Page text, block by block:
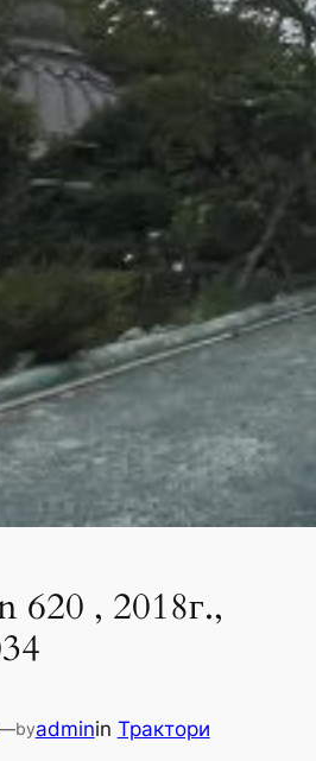
620 , 2018г.,
byadminin Трактори